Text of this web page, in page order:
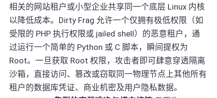
相关的网站租户或小型企业共享同一个底层 Linux 内核
以降低成本。Dirty Frag 允许一个仅拥有极低权限（如
受限的 PHP 执行权限或 jailed shell）的恶意租户，通
过运行一个简单的 Python 或 C 脚本，瞬间提权为
Root。一旦获取 Root 权限，攻击者即可肆意穿透隔离
沙箱，直接访问、篡改或窃取同一物理节点上其他所有
租户的数据库凭证、商业机密及用户隐私数据。